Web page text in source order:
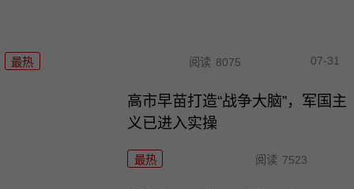
最热 阅读 8075 07-31
高市早苗打造“战争大脑”，军国主
义已进入实操
最热 阅读 7523